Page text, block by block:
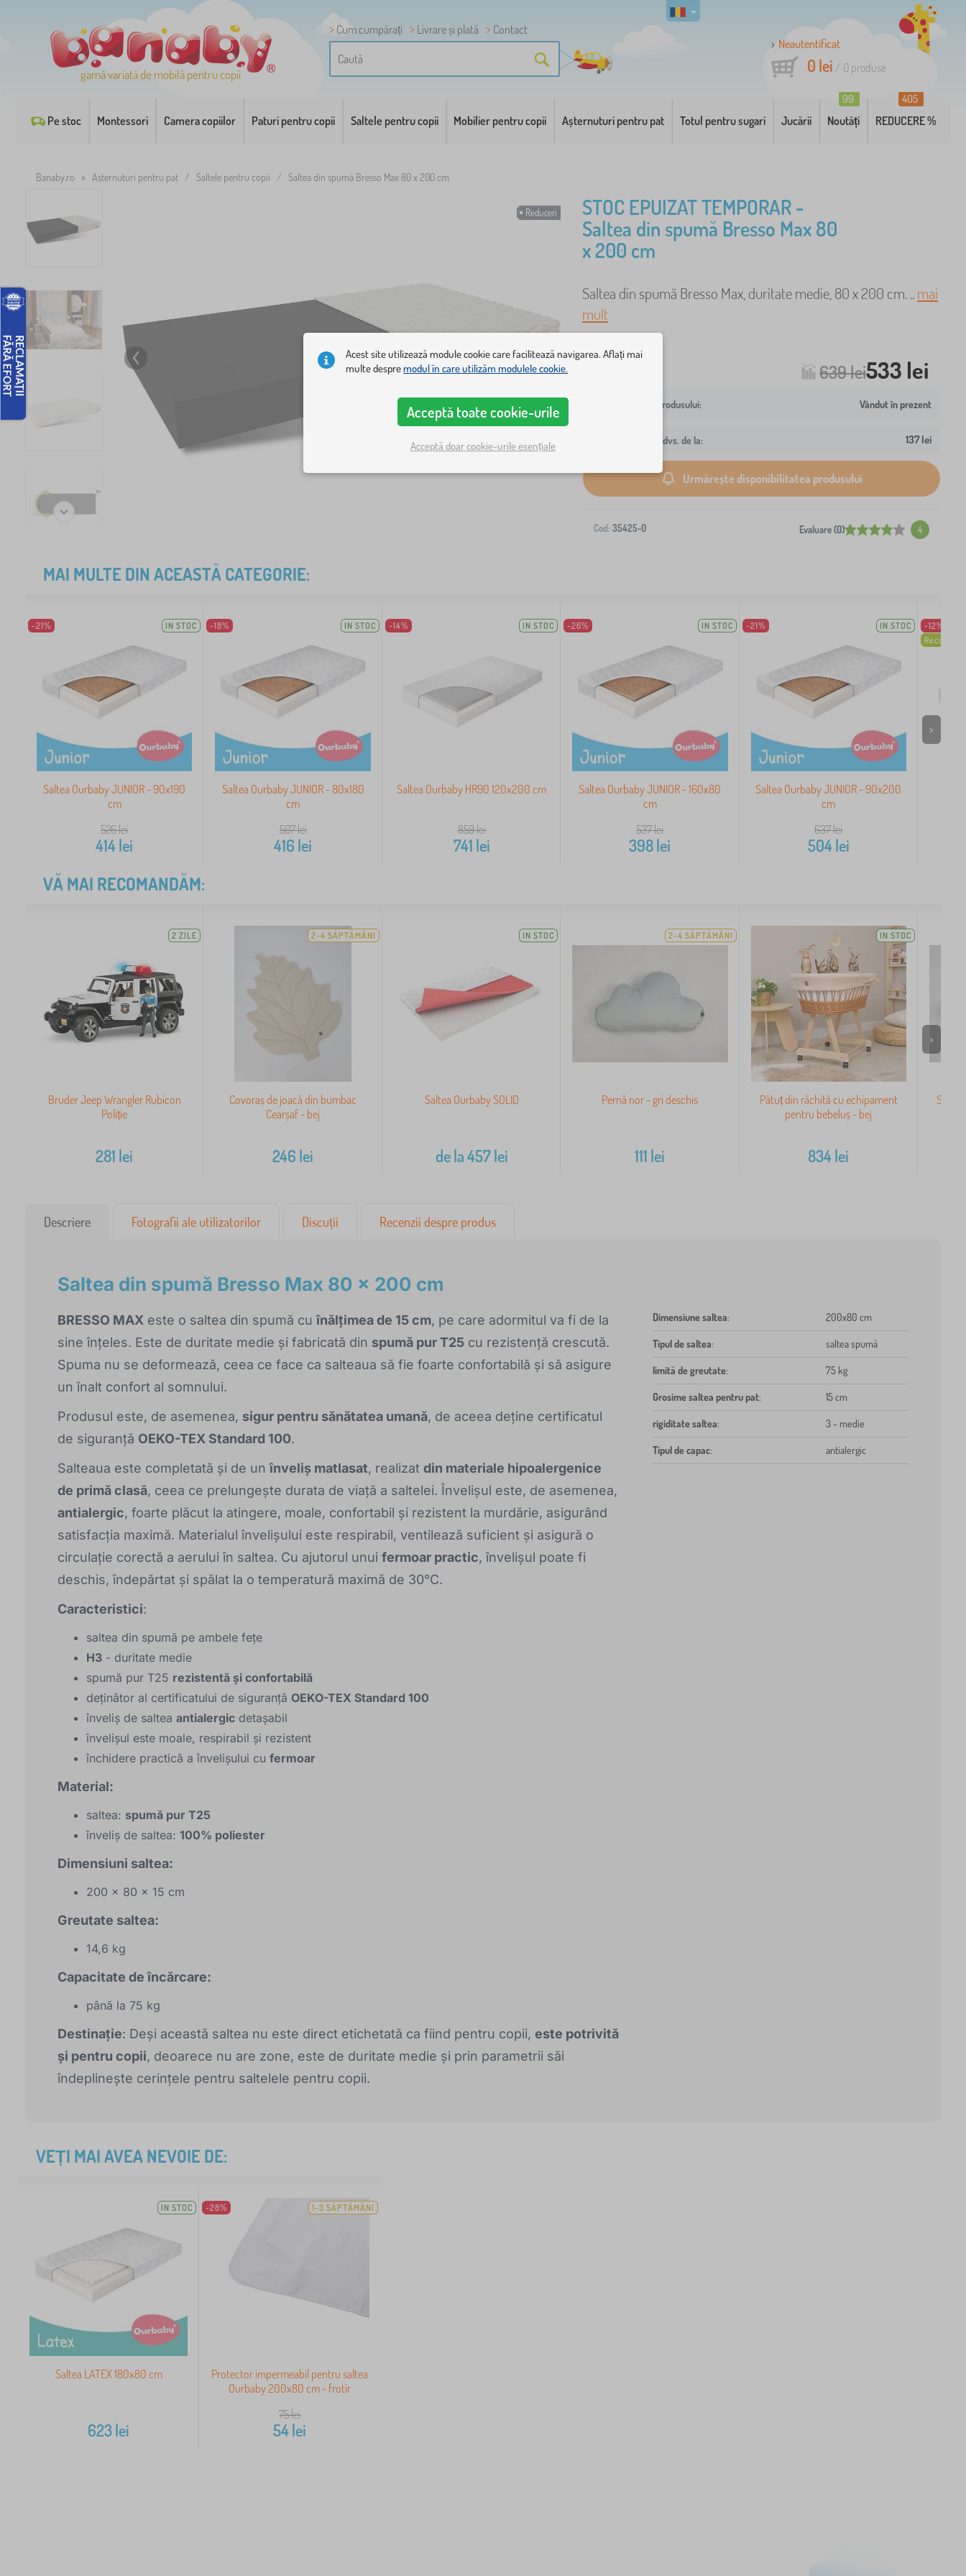
gamă variată de mobilă pentru copii
Cum cumpărați Livrare și plată
Contact
Neautentificat
0 lei / 0 produse
Pe stoc Montessori Camera copiilor Paturi pentru copii Saltele pentru copii Mobilier pentru copii Așternuturi pentru pat Totul pentru sugari Jucării Noutăți
99
REDUCERE %
405
Banaby.ro » Așternuturi pentru pat / Saltele pentru copii / Saltea din spumă Bresso Max 80 x 200 cm
Reduceri
STOC EPUIZAT TEMPORAR -
Saltea din spumă Bresso Max 80
x 200 cm
Saltea din spumă Bresso Max, duritate medie, 80 x 200 cm. ..mai
mult
639 lei533 lei
Vândut în prezent
Livrare la adresa dvs. de la: 137 lei
Urmărește disponibilitatea produsului
Cod: 35425-0 Evaluare (0) 4
MAI MULTE DIN ACEASTĂ CATEGORIE:
-21% IN STOC
Saltea Ourbaby JUNIOR - 90x190
cm
526lei
414lei
-18% IN STOC
Saltea Ourbaby JUNIOR - 80x180
cm
507lei
416 lei
-14% IN STOC
Saltea Ourbaby HR90 120x200 cm
859lei
741 lei
-26% IN STOC
Saltea Ourbaby JUNIOR - 160x80
cm
537lei
398lei
-21% IN STOC
Saltea Ourbaby JUNIOR - 90x200
cm
637lei
504lei
-12%
>
VĂ MAI RECOMANDĂM:
2 ZILE
Bruder Jeep Wrangler Rubicon
Poliție
281 lei
2-4 SĂPTĂMÂNI
Covoraș de joacă din bumbac
Cearșaf - bej
246 lei
IN STOC
Saltea Ourbaby SOLID
de la457lei
2-4 SĂPTĂMÂNI
Pernă nor - gri deschis
111 lei
IN STOC
Pătuț din răchită cu echipament
pentru bebeluș - bej
834lei
Set
>
Descriere Fotografii ale utilizatorilor Discuții Recenzii despre produs
Saltea din spumă Bresso Max 80 x 200 cm
BRESSO MAX este o saltea din spumă cuînălțimea de 15 cm, pe care adormitul va fi de la
sine înțeles. Este de duritate medie și fabricată din spumă pur T25 cu rezistență crescută.
Spuma nu se deformează, ceea ce face ca salteaua să fie foarte confortabilă și să asigure
un înalt confort al somnului.
Produsul este, de asemenea, sigur pentru sănătatea umană, de aceea deține certificatul
de siguranță OEKO-TEX Standard 100.
Salteaua este completată și de unînveliș matlasat, realizat din materiale hipoalergenice
de primă clasă, ceea ce prelungește durata de viață a saltelei. Învelișul este, de asemenea,
antialergic, foarte plăcut la atingere, moale, confortabil și rezistent la murdărie, asigurând
satisfacția maximă. Materialul învelișului este respirabil, ventilează suficient și asigură o
circulație corectă a aerului în saltea. Cu ajutorul unui fermoar practic, învelișul poate fi
deschis, îndepărtat și spălat la o temperatură maximă de 30°C.
Caracteristici:
saltea din spumă pe ambele fețe
H3 - duritate medie
spumă pur T25 rezistentă și confortabilă
deținător al certificatului de siguranță OEKO-TEX Standard 100
înveliș de saltea antialergic detașabil
învelișul este moale, respirabil și rezistent
închidere practică a învelișului cu fermoar
Material:
saltea: spumă pur T25
înveliș de saltea: 100% poliester
Dimensiuni saltea:
200 x 80 x 15 cm
Greutate saltea:
14,6 kg
Capacitate de încărcare:
până la 75 kg
Destinație: Deși această saltea nu este direct etichetată ca fiind pentru copii, este potrivită
și pentru copii, deoarece nu are zone, este de duritate medie și prin parametrii săi
îndeplinește cerințele pentru saltelele pentru copii.
Dimensiune saltea: 200x80 cm
Tipul de saltea: saltea spumă
limită de greutate: 75 kg
Grosime saltea pentru pat: 15 cm
rigiditate saltea: 3 - medie
Tipul de capac: antialergic
VEȚI MAI AVEA NEVOIE DE:
IN STOC
Saltea LATEX 180x80 cm
623lei
-28% 1-3 SĂPTĂMÂNI
Protector impermeabil pentru saltea
Ourbaby 200x80 cm - frotir
75lei
54lei
Acest site utilizează module cookie care facilitează navigarea. Aflați mai
multe despremodul în care utilizăm modulele cookie.
Acceptă toate cookie-urile
Acceptă doar cookie-urile esențiale